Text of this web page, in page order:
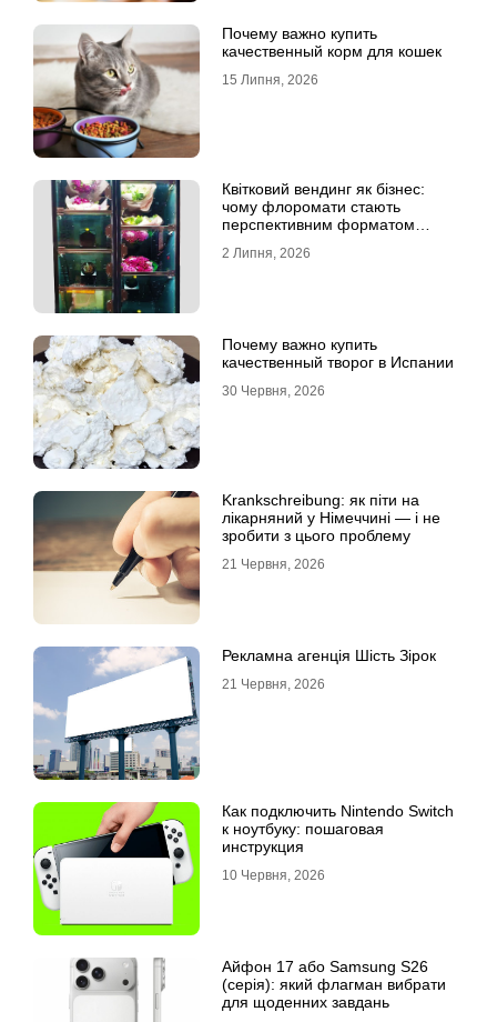
Почему важно купить
качественный корм для кошек
15 Липня, 2026
Квітковий вендинг як бізнес:
чому флоромати стають
перспективним форматом
2 Липня, 2026
Почему важно купить
качественный творог в Испании
30 Червня, 2026
Krankschreibung: як піти на
лікарняний у Німеччині — і не
зробити з цього проблему
21 Червня, 2026
Рекламна агенція Шість Зірок
21 Червня, 2026
Как подключить Nintendo Switch
к ноутбуку: пошаговая
инструкция
10 Червня, 2026
Айфон 17 або Samsung S26
(серія): який флагман вибрати
для щоденних завдань